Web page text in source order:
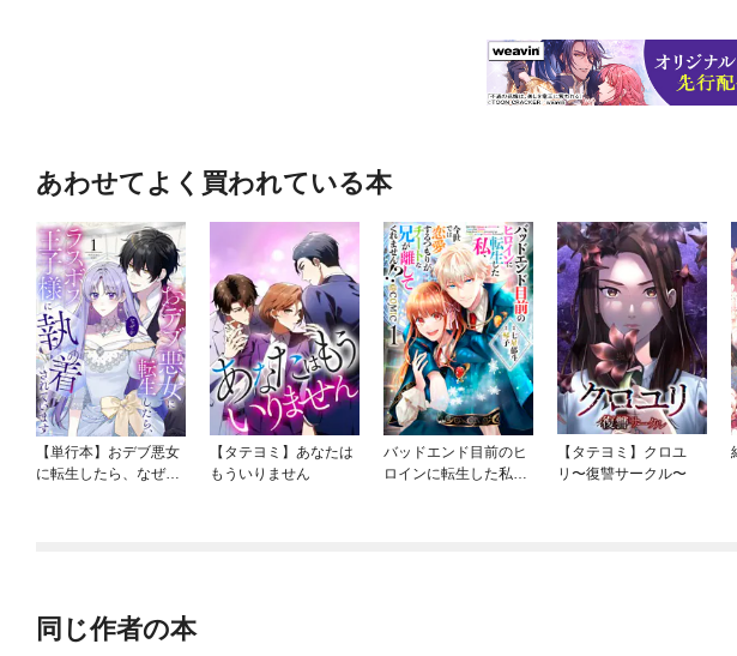
あわせてよく買われている本
【単行本】おデブ悪女
に転生したら、なぜか
【タテヨミ】あなたは
もういりません
バッドエンド目前のヒ
ロインに転生した私、
【タテヨミ】クロユ
リ〜復讐サークル〜
同じ作者の本